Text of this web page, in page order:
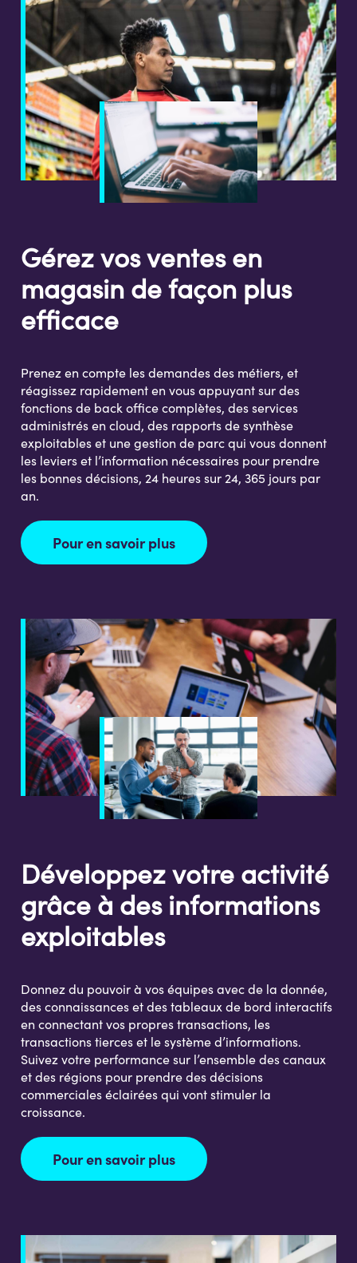
Gérez vos ventes en
magasin de façon plus
efficace
Prenez en compte les demandes des métiers, et
réagissez rapidement en vous appuyant sur des
fonctions de back office complètes, des services
administrés en cloud, des rapports de synthèse
exploitables et une gestion de parc qui vous donnent
les leviers et l’information nécessaires pour prendre
les bonnes décisions, 24 heures sur 24, 365 jours par
an.
Pour en savoir plus
Développez votre activité
grâce à des informations
exploitables
Donnez du pouvoir à vos équipes avec de la donnée,
des connaissances et des tableaux de bord interactifs
en connectant vos propres transactions, les
transactions tierces et le système d’informations.
Suivez votre performance sur l’ensemble des canaux
et des régions pour prendre des décisions
commerciales éclairées qui vont stimuler la
croissance.
Pour en savoir plus